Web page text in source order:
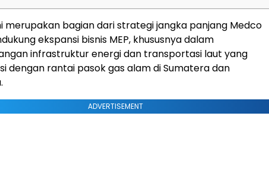
merupakan bagian dari strategi jangka panjang Medco
ekspansi bisnis MEP, khususnya dalam
infrastruktur energi dan transportasi laut yang
dengan rantai pasok gas alam di Sumatera dan
ADVERTISEMENT